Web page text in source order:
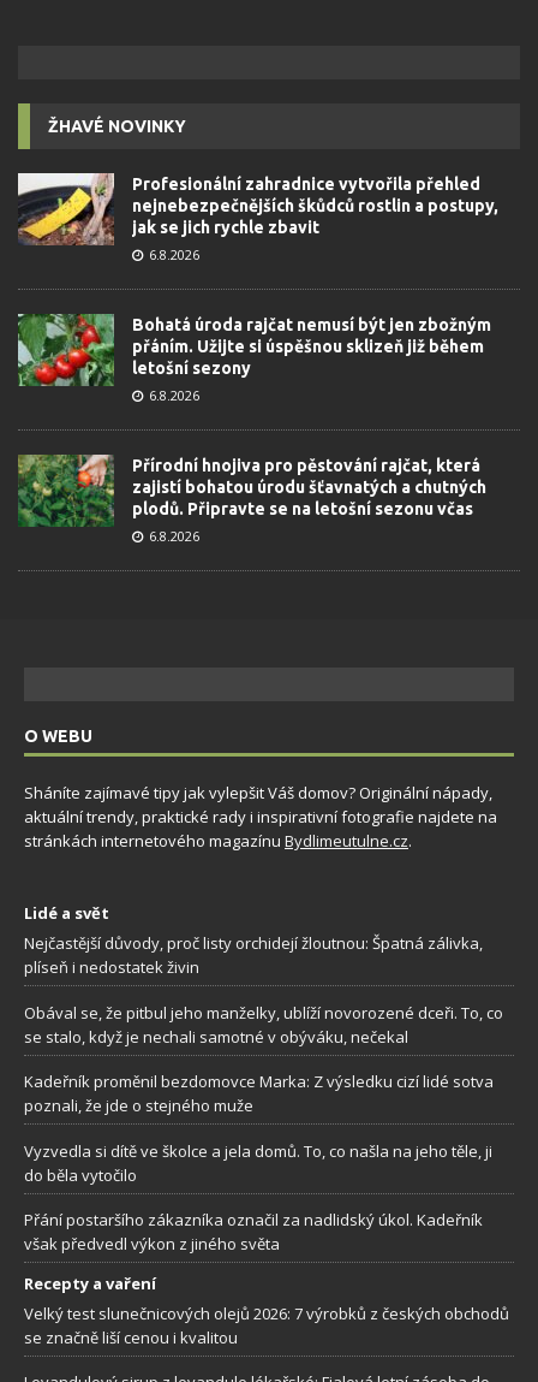
ŽHAVÉ NOVINKY
Profesionální zahradnice vytvořila přehled
nejnebezpečnějších škůdců rostlin a postupy,
jak se jich rychle zbavit
6.8.2026
Bohatá úroda rajčat nemusí být jen zbožným
přáním. Užijte si úspěšnou sklizeň již během
letošní sezony
6.8.2026
Přírodní hnojiva pro pěstování rajčat, která
zajistí bohatou úrodu šťavnatých a chutných
plodů. Připravte se na letošní sezonu včas
6.8.2026
O WEBU
Sháníte zajímavé tipy jak vylepšit Váš domov? Originální nápady,
aktuální trendy, praktické rady i inspirativní fotografie najdete na
stránkách internetového magazínu Bydlimeutulne.cz.
Lidé a svět
Nejčastější důvody, proč listy orchidejí žloutnou: Špatná zálivka,
plíseň i nedostatek živin
Obával se, že pitbul jeho manželky, ublíží novorozené dceři. To, co
se stalo, když je nechali samotné v obýváku, nečekal
Kadeřník proměnil bezdomovce Marka: Z výsledku cizí lidé sotva
poznali, že jde o stejného muže
Vyzvedla si dítě ve školce a jela domů. To, co našla na jeho těle, ji
do běla vytočilo
Přání postaršího zákazníka označil za nadlidský úkol. Kadeřník
však předvedl výkon z jiného světa
Recepty a vaření
Velký test slunečnicových olejů 2026: 7 výrobků z českých obchodů
se značně liší cenou i kvalitou